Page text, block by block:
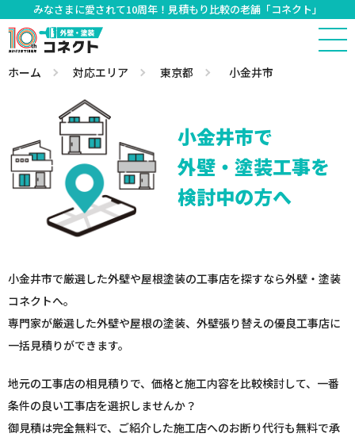
みなさまに愛されて10周年！見積もり比較の老舗「コネクト」
ホーム 対応エリア 東京都 小金井市
小金井市で
外壁・塗装工事を
検討中の方へ
小金井市で厳選した外壁や屋根塗装の工事店を探すなら外壁・塗装
コネクトへ。
専門家が厳選した外壁や屋根の塗装、外壁張り替えの優良工事店に
一括見積りができます。
地元の工事店の相見積りで、価格と施工内容を比較検討して、一番
条件の良い工事店を選択しませんか？
御見積は完全無料で、ご紹介した施工店へのお断り代行も無料で承